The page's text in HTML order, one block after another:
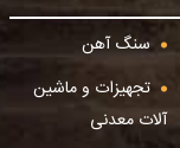
سنگ آهن
تجهیزات و ماشین
آلات معدنی